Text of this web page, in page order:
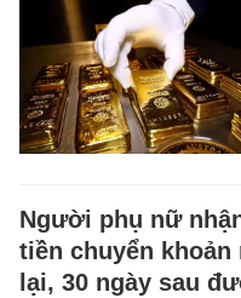
Người phụ nữ
tiền chuyển
lại, 30 ngày sau